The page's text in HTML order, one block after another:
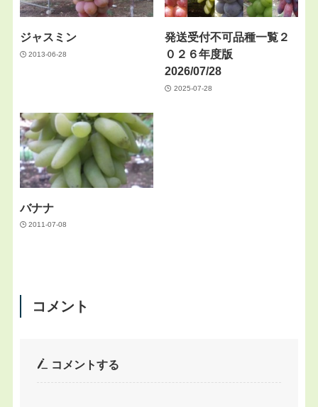
ジャスミン
2013-06-28
発送受付不可品種一覧２
０２６年度版
2026/07/28
2025-07-28
バナナ
2011-07-08
コメント
コメントする